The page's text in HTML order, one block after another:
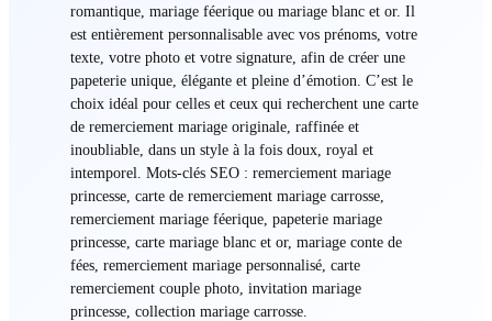
romantique, mariage féerique ou mariage blanc et or. Il
est entièrement personnalisable avec vos prénoms, votre
texte, votre photo et votre signature, afin de créer une
papeterie unique, élégante et pleine d’émotion. C’est le
choix idéal pour celles et ceux qui recherchent une carte
de remerciement mariage originale, raffinée et
inoubliable, dans un style à la fois doux, royal et
intemporel. Mots-clés SEO : remerciement mariage
princesse, carte de remerciement mariage carrosse,
remerciement mariage féerique, papeterie mariage
princesse, carte mariage blanc et or, mariage conte de
fées, remerciement mariage personnalisé, carte
remerciement couple photo, invitation mariage
princesse, collection mariage carrosse.